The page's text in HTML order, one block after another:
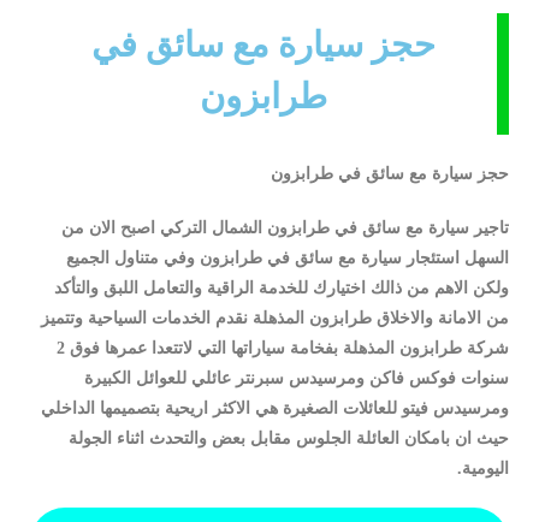
حجز سيارة مع سائق في
طرابزون
حجز سيارة مع سائق في طرابزون
تاجير سيارة مع سائق في طرابزون الشمال التركي اصبح الان من
السهل استئجار سيارة مع سائق في طرابزون وفي متناول الجميع
ولكن الاهم من ذالك اختيارك للخدمة الراقية والتعامل اللبق والتأكد
من الامانة والاخلاق طرابزون المذهلة نقدم الخدمات السياحية وتتميز
شركة طرابزون المذهلة بفخامة سياراتها التي لاتتعدا عمرها فوق 2
سنوات فوكس فاكن ومرسيدس سبرنتر عائلي للعوائل الكبيرة
ومرسيدس فيتو للعائلات الصغيرة هي الاكثر اريحية بتصميمها الداخلي
حيث ان بامكان العائلة الجلوس مقابل بعض والتحدث اثناء الجولة
اليومية.